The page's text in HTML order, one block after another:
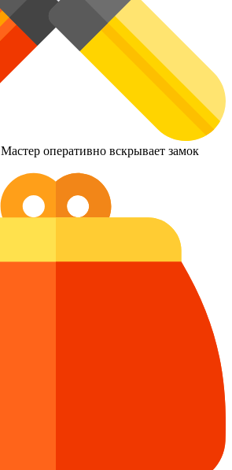
Мастер оперативно вскрывает замок